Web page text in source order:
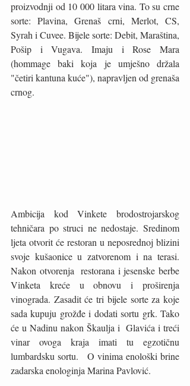
proizvodnji od 10 000 litara vina. To su crne
sorte: Plavina, Grenaš crni, Merlot, CS,
Syrah i Cuvee. Bijele sorte: Debit, Maraština,
Pošip i Vugava. Imaju i Rose Mara
(hommage baki koja je umješno držala
"četiri kantuna kuće"), napravljen od grenaša
crnog.
Ambicija kod Vinkete brodostrojarskog
tehničara po struci ne nedostaje. Sredinom
ljeta otvorit će restoran u neposrednoj blizini
svoje kušaonice u zatvorenom i na terasi.
Nakon otvorenja  restorana i jesenske berbe
Vinketa kreće u obnovu i proširenja
vinograda. Zasadit će tri bijele sorte za koje
sada kupuju grožđe i dodati sortu grk. Tako
će u Nadinu nakon Škaulja i  Glavića i treći
vinar ovoga kraja imati tu egzotičnu
lumbardsku sortu.   O vinima enološki brine
zadarska enologinja Marina Pavlović.